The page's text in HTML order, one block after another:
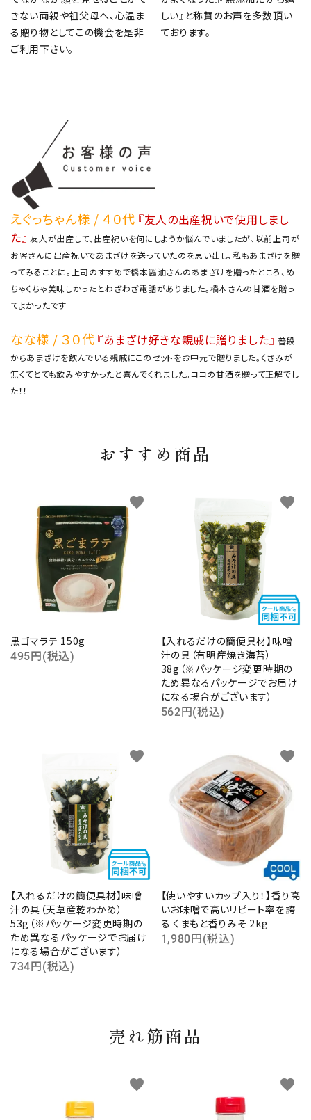
きない両親や祖父母へ、心温ま
る贈り物としてこの機会を是非
ご利用下さい。
しい』と称賛のお声を多数頂い
ております。
えぐっちゃん様 / ４０代 『友人の出産祝いで使用しまし
た』 友人が出産して、出産祝いを何にしようか悩んでいましたが、以前上司が
お客さんに出産祝いであまざけを送っていたのを思い出し、私もあまざけを贈
ってみることに。上司のすすめで橋本醤油さんのあまざけを贈ったところ、め
ちゃくちゃ美味しかったとわざわざ電話がありました。橋本さんの甘酒を贈っ
てよかったです
なな様 / ３０代 『あまざけ好きな親戚に贈りました』 普段
からあまざけを飲んでいる親戚にこのセットをお中元で贈りました。くさみが
無くてとても飲みやすかったと喜んでくれました。ココの甘酒を贈って正解でし
た！！
おすすめ商品
黒ゴマラテ 150g
495円(税込)
favorite
【入れるだけの簡便具材】味噌
汁の具（有明産焼き海苔）
38g（※パッケージ変更時期の
ため異なるパッケージでお届け
になる場合がございます）
562円(税込)
favorite
【入れるだけの簡便具材】味噌
汁の具（天草産乾わかめ）
53g（※パッケージ変更時期の
ため異なるパッケージでお届け
になる場合がございます）
734円(税込)
favorite
【使いやすいカップ入り！】香り高
いお味噌で高いリピート率を誇
る くまもと香りみそ 2kg
1,980円(税込)
favorite
売れ筋商品
favorite favorite